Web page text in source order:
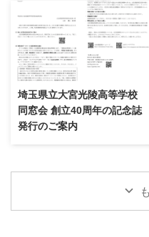
埼玉県立大宮光陵高等学校
同窓会 創立40周年の記念誌
発行のご案内